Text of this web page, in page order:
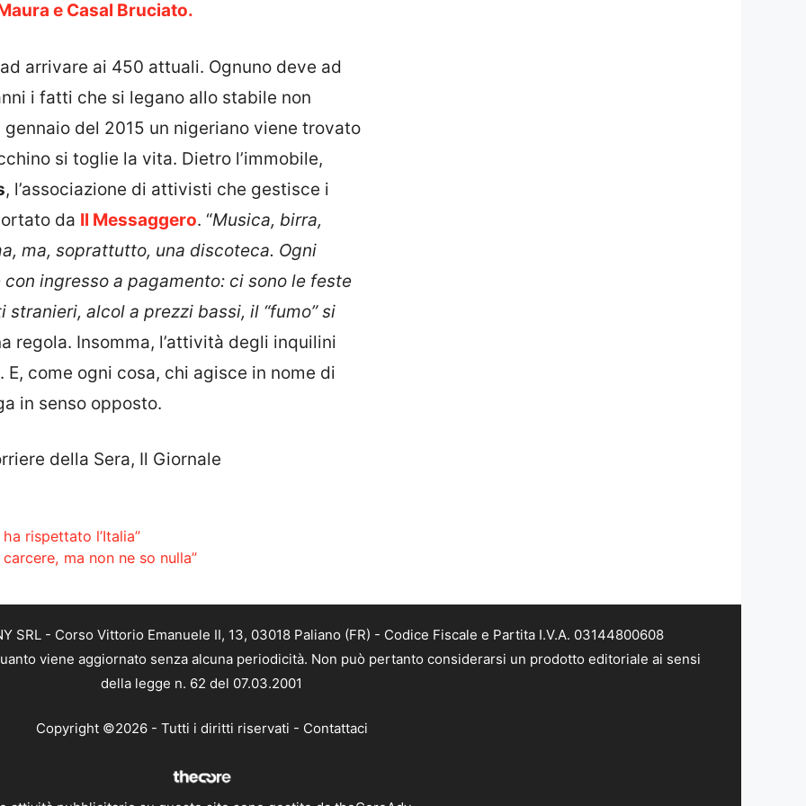
e Casal Bruciato.
arrivare ai 450 attuali. Ognuno deve ad
i fatti che si legano allo stabile non
del 2015 un nigeriano viene trovato
si toglie la vita. Dietro l’immobile,
, l’associazione di attivisti che gestisce i
da Il Messaggero. “Musica, birra,
ma, soprattutto, una discoteca. Ogni
ingresso a pagamento: ci sono le feste
alcol a prezzi bassi, il “fumo” si
regola. Insomma, l’attività degli inquilini
come ogni cosa, chi agisce in nome di
in senso opposto.
della Sera, Il Giornale
rispettato l’Italia”
ma non ne so nulla”
SRL - Corso Vittorio Emanuele II, 13, 03018 Paliano (FR) - Codice Fiscale e Partita I.V.A. 03144800608
viene aggiornato senza alcuna periodicità. Non può pertanto considerarsi un prodotto editoriale ai sensi
della legge n. 62 del 07.03.2001
Copyright ©2026 - Tutti i diritti riservati - Contattaci